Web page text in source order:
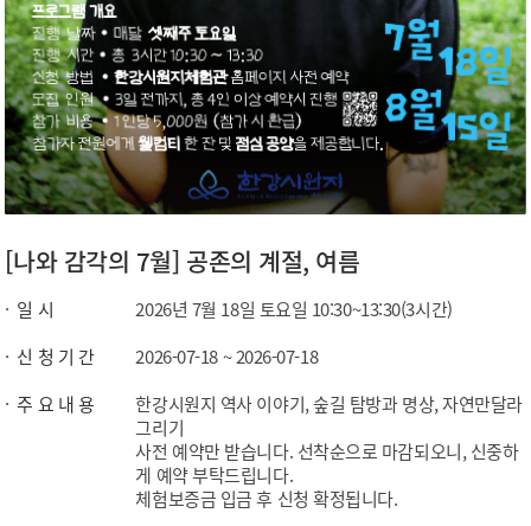
[나와 감각의 7월] 공존의 계절, 여름
일 시
2026년 7월 18일 토요일 10:30~13:30(3시간)
신 청 기 간
2026-07-18 ~ 2026-07-18
주 요 내 용
한강시원지 역사 이야기, 숲길 탐방과 명상, 자연만달라
그리기
사전 예약만 받습니다. 선착순으로 마감되오니, 신중하
게 예약 부탁드립니다.
체험보증금 입금 후 신청 확정됩니다.